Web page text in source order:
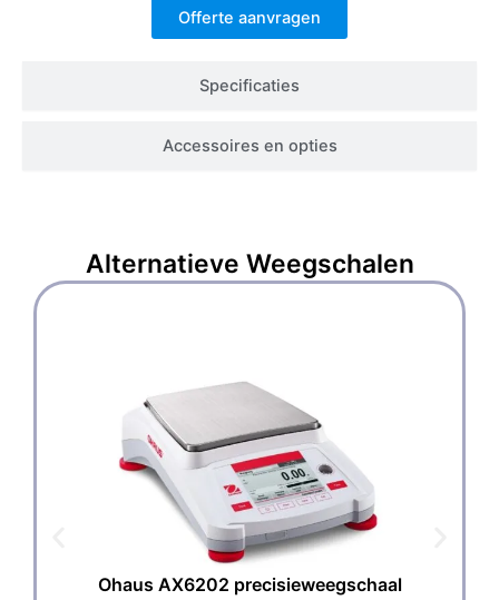
Specificaties
Accessoires en opties
Offerte aanvragen
Alternatieve Weegschalen
Ohaus AX6202 precisieweegschaal